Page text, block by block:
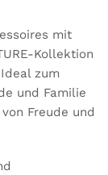
mit
Kollektion
zum
und Familie
Freude und